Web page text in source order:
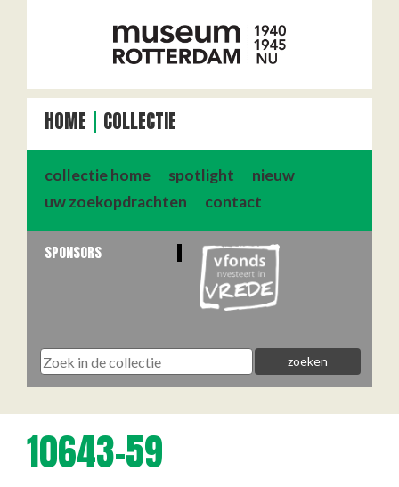
HOME COLLECTIE
collectie home spotlight
nieuw
uw zoekopdrachten
contact
SPONSORS
10643-59